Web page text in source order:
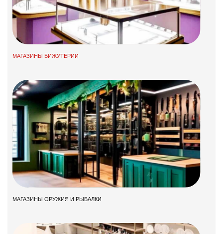
МАГАЗИНЫ БИЖУТЕРИИ
МАГАЗИНЫ ОРУЖИЯ И РЫБАЛКИ